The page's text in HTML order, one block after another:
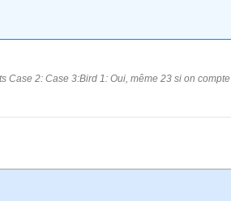
Case 2: Case 3:Bird 1: Oui, même 23 si on compte